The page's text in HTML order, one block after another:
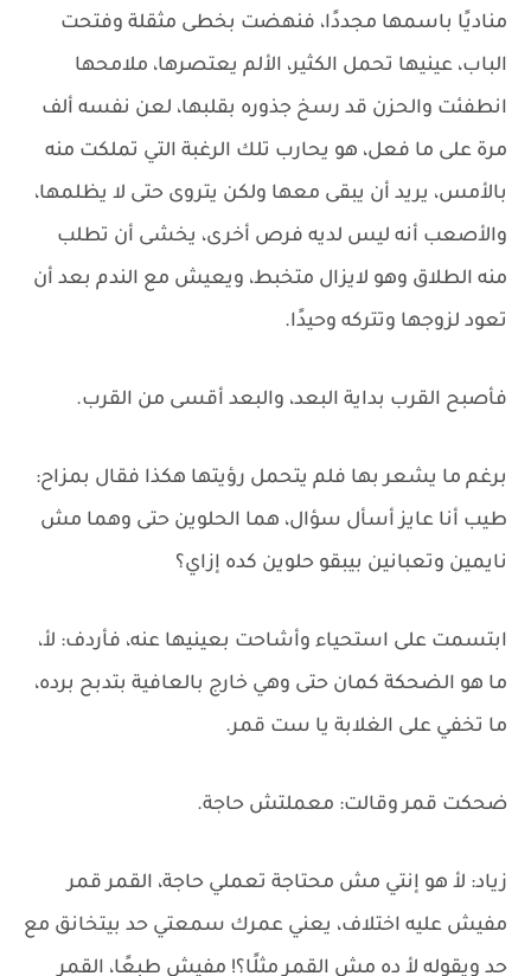
مناديًا باسمها مجددًا، فنهضت بخطى مثقلة وفتحت
الباب، عينيها تحمل الكثير، الألم يعتصرها، ملامحها
انطفئت والحزن قد رسخ جذوره بقلبها، لعن نفسه ألف
مرة على ما فعل، هو يحارب تلك الرغبة التي تملكت منه
بالأمس، يريد أن يبقى معها ولكن يتروى حتى لا يظلمها،
والأصعب أنه ليس لديه فرص أخرى، يخشى أن تطلب
منه الطلاق وهو لايزال متخبط، ويعيش مع الندم بعد أن
تعود لزوجها وتتركه وحيدًا.
فأصبح القرب بداية البعد، والبعد أقسى من القرب.
برغم ما يشعر بها فلم يتحمل رؤيتها هكذا فقال بمزاح:
طيب أنا عايز أسأل سؤال، هما الحلوين حتى وهما مش
نايمين وتعبانين بيبقو حلوين كده إزاي؟
ابتسمت على استحياء وأشاحت بعينيها عنه، فأردف: لأ،
ما هو الضحكة كمان حتى وهي خارج بالعافية بتدبح برده،
ما تخفي على الغلابة يا ست قمر.
ضحكت قمر وقالت: معملتش حاجة.
زياد: لأ هو إنتي مش محتاجة تعملي حاجة، القمر قمر
مفيش عليه اختلاف، يعني عمرك سمعتي حد بيتخانق مع
حد ويقوله لأ ده مش القمر مثلًا؟! مفيش طبعًا، القمر